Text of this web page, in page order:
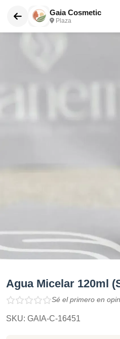
Gaia Cosmetic
Plaza
Agua Micelar 120ml
Sé el primero en
SKU: GAIA-C-16451